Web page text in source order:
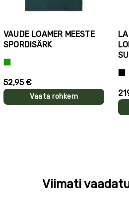
VAUDE LOAMER MEESTE
SPORDISÄRK
52,95 €
Vaata rohkem
Viimati